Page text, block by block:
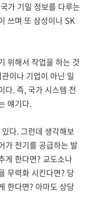
가 기밀 정보를 다루는
쓰며 또 삼성이나 SK
위해서 작업을 하는 것
이나 기업이 아닌 일
다. 즉, 국가 시스템 전
얘기다.
다. 그런데 생각해보
가 전기를 공급하는 발
게 한다면? 교도소나
무력화 시킨다면? 당
한다면? 아마도 상당